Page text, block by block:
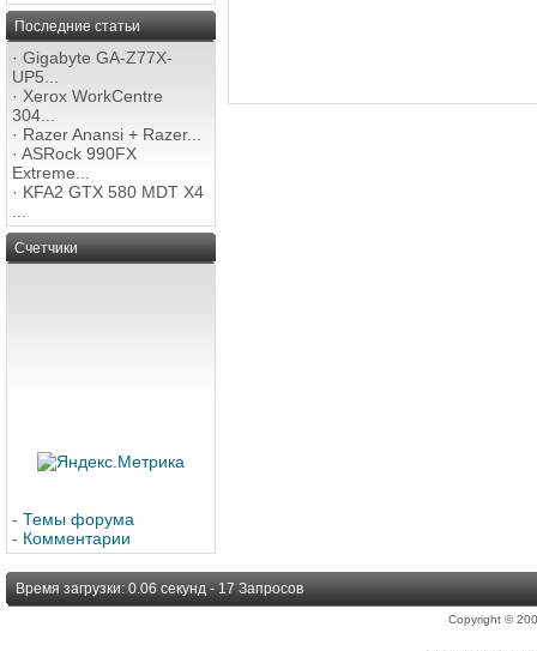
Последние статьи
· Gigabyte GA-Z77X-
UP5...
· Xerox WorkCentre
304...
· Razer Anansi + Razer...
· ASRock 990FX
Extreme...
· KFA2 GTX 580 MDT X4
Счетчики
- Темы форума
- Комментарии
Время загрузки: 0.06 секунд - 17 Запросов
Copyright ©